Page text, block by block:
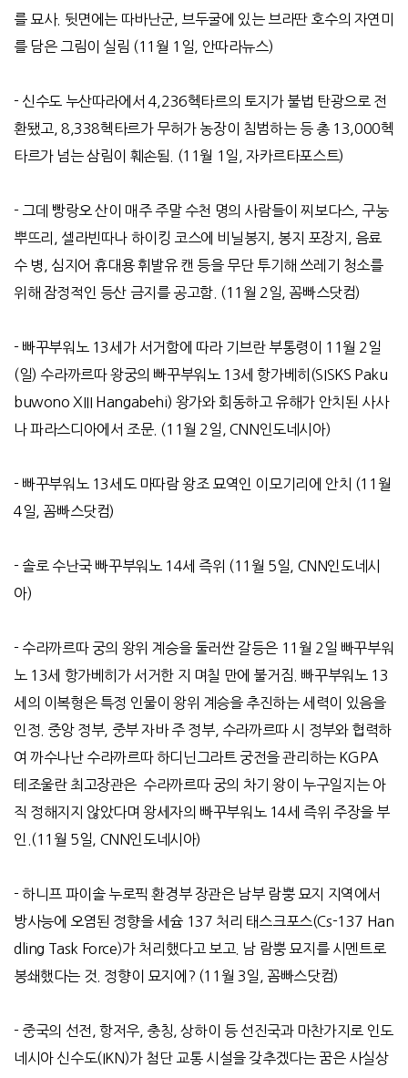
를 묘사. 뒷면에는 따바난군
브두굴에 있는 브라딴 호수의 자연미
를 담은 그림이 실림 (11 월 1 일 안따라뉴스)
- 신수도 누산따라에서 4,236헥타르의 토지가 불법 탄광으로 전
환됐고, 8,338헥타르가 무허가 농장이 침범하는 등 총 13,000헥
타르가 넘는 삼림이 훼손됨. (11월 1일, 자카르타포스트)
- 그데 빵랑오 산이 매주 주말 수천 명의 사람들이 찌보다스
구눙
뿌뜨리
셀라빈따나 하이킹 코스에 비닐봉지 봉지 포장지
음료
수 병
심지어 휴대용 휘발유 캔 등을 무단 투기해 쓰레기 청소를
위해 잠정적인 등산 금지를 공고함. (11 월 2일 꼼빠스닷컴)
- 빠꾸부워노 13세가 서거함에 따라 기브란 부통령이 11 월 2일
(일) 수라까르따 왕궁의 빠꾸부워노 13세 항가베히 (SISKS Paku
buwono XIII Hangabehi) 왕가와 회동하고 유해가 안치된 사사
나 파라스디아에서 조문. (11 월 2일 , CNN인도네시아)
- 빠꾸부워노 13세도 마따람 왕조 묘역인 이모기리에 안치 (11 월
4일 꼼빠스닷컴)
- 솔로 수난국 빠꾸부워노 14세 즉위 (11 월 5일 , CNN인도네시
아)
- 수라까르따 궁의 왕위 계승을 둘러싼 갈등은 11 월 2일 빠꾸부워
노 13세 항가베히가 서거한 지 며칠 만에 불거짐 빠꾸부워노 13
세의 이복형은 특정 인물이 왕위 계승을 추진하는 세력이 있음을
인정
중앙 정부, 중부 자바 주 정부, 수라까르따 시 정부와 협력하
여 까수나난 수라까르따 하디닌그라트 궁전을 관리하는KGPA
테조울란 최고장관은 수라까르따 궁의 차기 왕이 누구일지는 아
직 정해지지 않았다며 왕세자의 빠꾸부워노 14세 즉위 주장을 부
인 .(11 월 5일 , CNN인도네시아)
-하니프 파이솔 누로픽 환경부 장관은 남부 람뿡 묘지 지역에서
방사능에 오염된 정향을 세슘 137 처리 태스크포스(Cs-137 Han
dling Task Force)가 처리했다고 보고
남 람뿡 묘지를 시멘트로
봉쇄했다는 것
정향이 묘지에 ? (11 월 3일 꼼빠스닷컴)
- 중국의 선전 ,항저우, 충칭 ,상하이 등 선진국과 마찬가지로 인도
네시아 신수도(IKN)가 첨단 교통 시설을 갖추겠다는 꿈은 사실상